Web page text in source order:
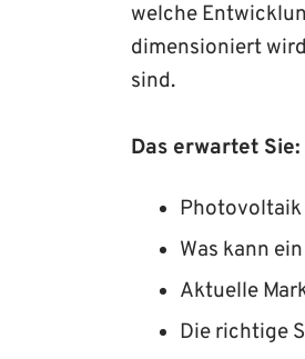
welche
dimensioniert
sind.
Das erwartet Sie:
Photovoltaik
Was kann
Aktuelle
Die richtige